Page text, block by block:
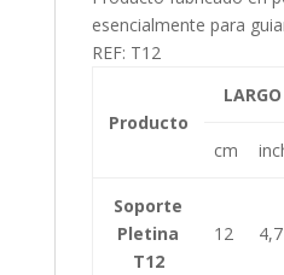
esencialmente para
REF: T12
Producto
LARGO
cm
Soporte
Pletina
T12
12 4,7